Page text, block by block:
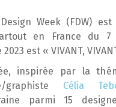
Week (FDW)
en France du
est « VIVANT,
inspirée par la
graphiste Célia
parmi 15